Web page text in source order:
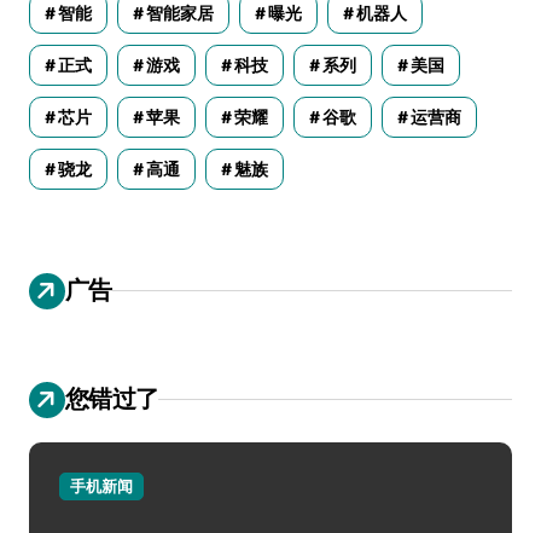
智能 智能家居 曝光 机器人
正式 游戏 科技 系列 美国
芯片 苹果 荣耀 谷歌 运营商
骁龙 高通 魅族
广告
您错过了
手机新闻